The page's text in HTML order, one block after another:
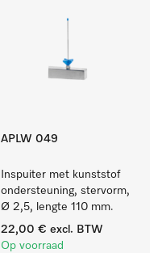
APLW 049
Inspuiter met kunststof
ondersteuning, stervorm,
Ø 2,5, lengte 110 mm.
22,00 € excl. BTW
Op voorraad